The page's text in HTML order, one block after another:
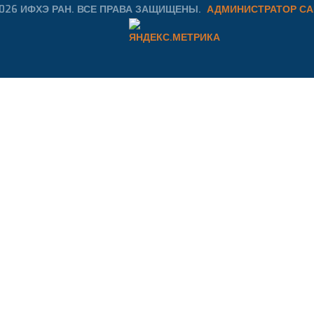
ИФХЭ РАН. ВСЕ ПРАВА ЗАЩИЩЕНЫ. АДМИНИСТРАТОР